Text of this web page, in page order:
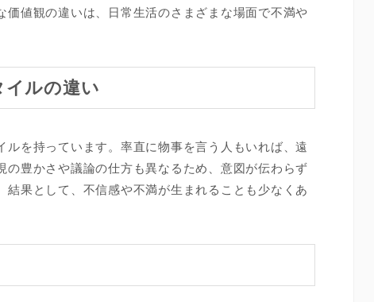
値観の違いは、日常生活のさまざまな場面で不満や
ルの違い
ルを持っています。率直に物事を言う人もいれば、遠
の豊かさや議論の仕方も異なるため、意図が伝わらず
果として、不信感や不満が生まれることも少なくあ